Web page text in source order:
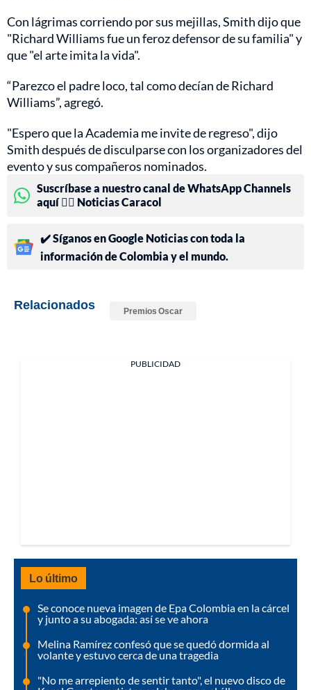
Con lágrimas corriendo por sus mejillas, Smith dijo que
"Richard Williams fue un feroz defensor de su familia" y
que "el arte imita la vida".
“Parezco el padre loco, tal como decían de Richard
Williams”, agregó.
"Espero que la Academia me invite de regreso", dijo
Smith después de disculparse con los organizadores del
evento y sus compañeros nominados.
Suscríbase a nuestro canal de WhatsApp Channels
aquí 👉🏻 Noticias Caracol
✔️ Síganos en Google Noticias con toda la
información de Colombia y el mundo.
Relacionados Premios Oscar
PUBLICIDAD
Lo último
Se conoce nueva imagen de Epa Colombia en la cárcel
y junto a su abogada: así se ve ahora
Melina Ramírez confesó que se quedó dormida al
volante y estuvo cerca de una tragedia
"No me arrepiento de sentir tanto", el nuevo disco de